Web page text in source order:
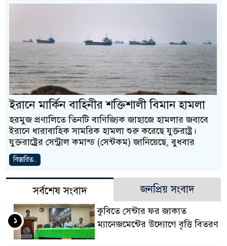
ইরানে মার্কিন বাহিনীর শক্তিশালী বিমান হামলা
হরমুজ প্রণালিতে তিনটি বাণিজ্যিক জাহাজে হামলার জবাবে
ইরানে ধারাবাহিক সামরিক হামলা শুরু করেছে যুক্তরাষ্ট্র।
যুক্তরাষ্ট্রের সেন্ট্রাল কমান্ড (সেন্টকম) জানিয়েছে, বুধবার
বিস্তারিত..
সর্বশেষ সংবাদ জনপ্রিয় সংবাদ
কুবিতে সেন্টার ফর জাকাত
ম্যানেজমেন্টের উদ্যোগে বৃত্তি বিতরণ
১